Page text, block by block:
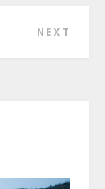
NEXT